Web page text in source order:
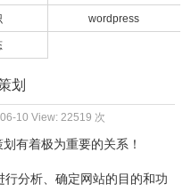
wordpress
划
10 View: 22519 次
有着极为重要的关系！
分析、确定网站的目的和功